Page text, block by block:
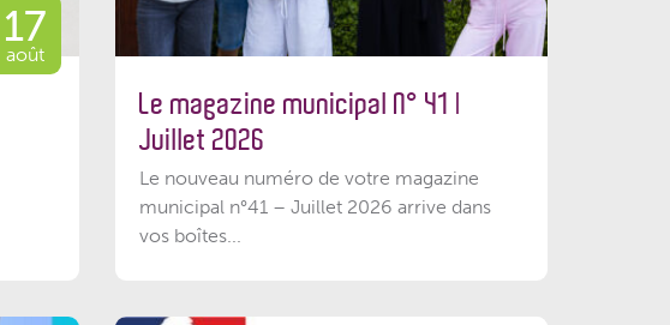
17
août
Le magazine municipal N° 41 |
Juillet 2026
Le nouveau numéro de votre magazine
municipal n°41 – Juillet 2026 arrive dans
vos boîtes...